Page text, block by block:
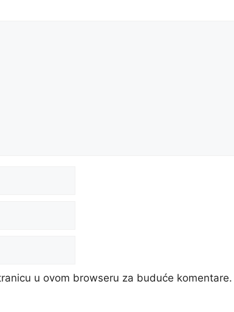
u ovom browseru za buduće komentare.